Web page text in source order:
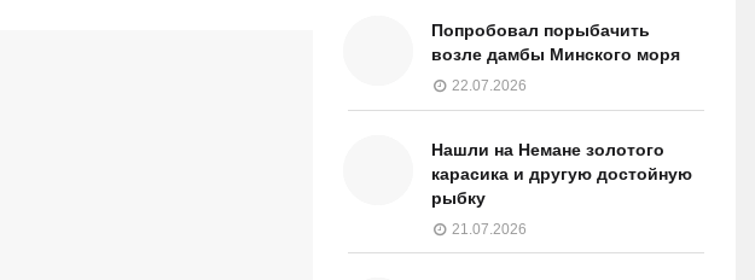
Попробовал порыбачить
возле дамбы Минского моря
22.07.2026
Нашли на Немане золотого
карасика и другую достойную
рыбку
21.07.2026